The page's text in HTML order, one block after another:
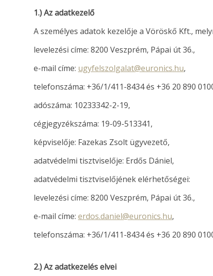
1.) Az adatkezelő
A személyes adatok kezelője a Vöröskő Kft.,
levelezési címe: 8200 Veszprém, Pápai út 36.,
e-mail címe: ugyfelszolgalat@euronics.hu,
telefonszáma: +36/1/411-8434 és +36 20 890
adószáma: 10233342-2-19,
cégjegyzékszáma: 19-09-513341,
képviselője: Fazekas Zsolt ügyvezető,
adatvédelmi tisztviselője: Erdős Dániel,
adatvédelmi tisztviselőjének elérhetőségei:
levelezési címe: 8200 Veszprém, Pápai út 36.,
e-mail címe: erdos.daniel@euronics.hu,
telefonszáma: +36/1/411-8434 és +36 20 890
2.) Az adatkezelés elvei